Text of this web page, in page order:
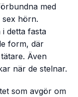
med
sex hörn.
detta fasta
form, där
Även
när de stelnar.
som avgör om